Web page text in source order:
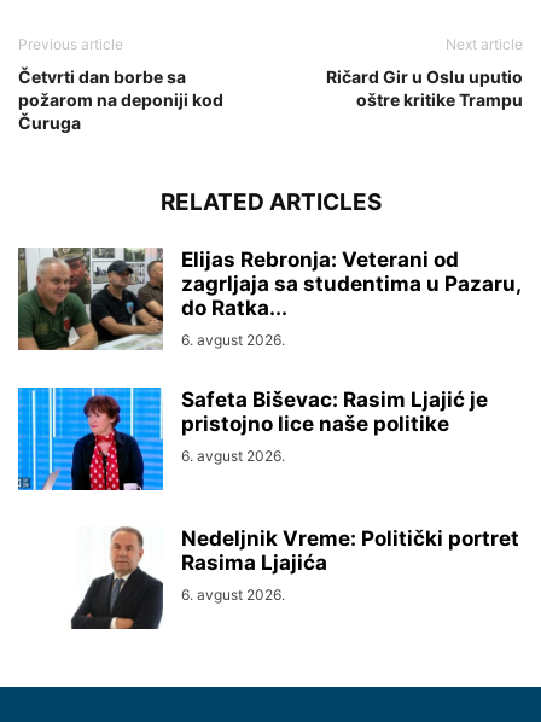
Previous article
Četvrti dan borbe sa
požarom na deponiji kod
Čuruga
Next article
Ričard Gir u Oslu uputio
oštre kritike Trampu
RELATED ARTICLES
Elijas Rebronja: Veterani od
zagrljaja sa studentima u Pazaru,
do Ratka...
6. avgust 2026.
Safeta Biševac: Rasim Ljajić je
pristojno lice naše politike
6. avgust 2026.
Nedeljnik Vreme: Politički portret
Rasima Ljajića
6. avgust 2026.